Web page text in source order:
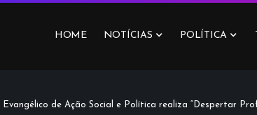
HOME NOTÍCIAS POLÍTICA
Evangélico de Ação Social e Política realiza “Despertar